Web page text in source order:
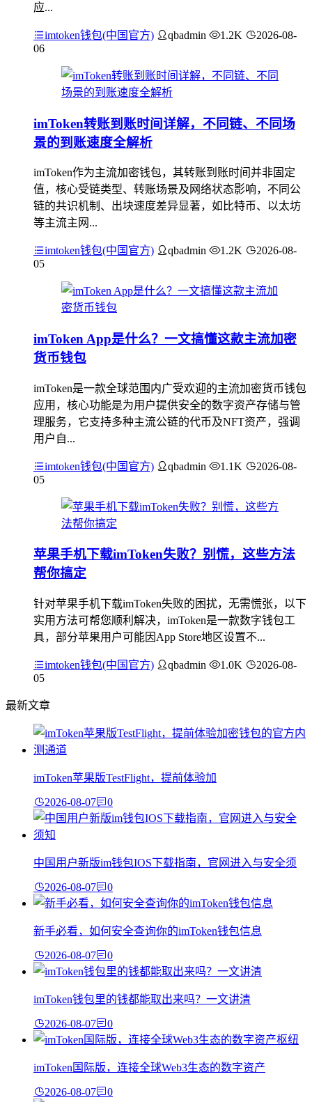
应...
imtoken钱包(中国官方) qbadmin 1.2K
2026-08-
06
imToken转账到账时间详解，不同链、不同场
景的到账速度全解析
imToken作为主流加密钱包，其转账到账时间并非固定
值，核心受链类型、转账场景及网络状态影响，不同公
链的共识机制、出块速度差异显著，如比特币、以太坊
等主流主网...
imtoken钱包(中国官方) qbadmin 1.2K
2026-08-
05
imToken App是什么？一文搞懂这款主流加密
货币钱包
imToken是一款全球范围内广受欢迎的主流加密货币钱包
应用，核心功能是为用户提供安全的数字资产存储与管
理服务，它支持多种主流公链的代币及NFT资产，强调
用户自...
imtoken钱包(中国官方) qbadmin 1.1K
2026-08-
05
苹果手机下载imToken失败？别慌，这些方法
帮你搞定
针对苹果手机下载imToken失败的困扰，无需慌张，以下
实用方法可帮您顺利解决，imToken是一款数字钱包工
具，部分苹果用户可能因App Store地区设置不...
imtoken钱包(中国官方) qbadmin 1.0K
2026-08-
05
最新文章
imToken苹果版TestFlight，提前体验加
2026-08-07 0
中国用户新版im钱包IOS下载指南，官网进入与安全须
2026-08-07 0
新手必看，如何安全查询你的imToken钱包信息
2026-08-07 0
imToken钱包里的钱都能取出来吗？一文讲清
2026-08-07 0
imToken国际版，连接全球Web3生态的数字资产
2026-08-07 0